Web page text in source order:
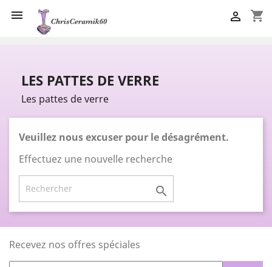
 shopping_cart

LES PATTES DE VERRE
Les pattes de verre
Veuillez nous excuser pour le désagrément.
Effectuez une nouvelle recherche

Recevez nos offres spéciales